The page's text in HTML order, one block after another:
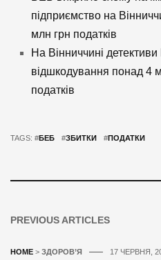
підприємство на
млн грн податків
На Вінниччині
відшкодування понад 4
податків
TAGS: #БЕБ #ЗБИТКИ #ПОДАТКИ
PREVIOUS ARTICLES
HOME > ЗДОРОВ’Я 17 ЧЕРВНЯ,